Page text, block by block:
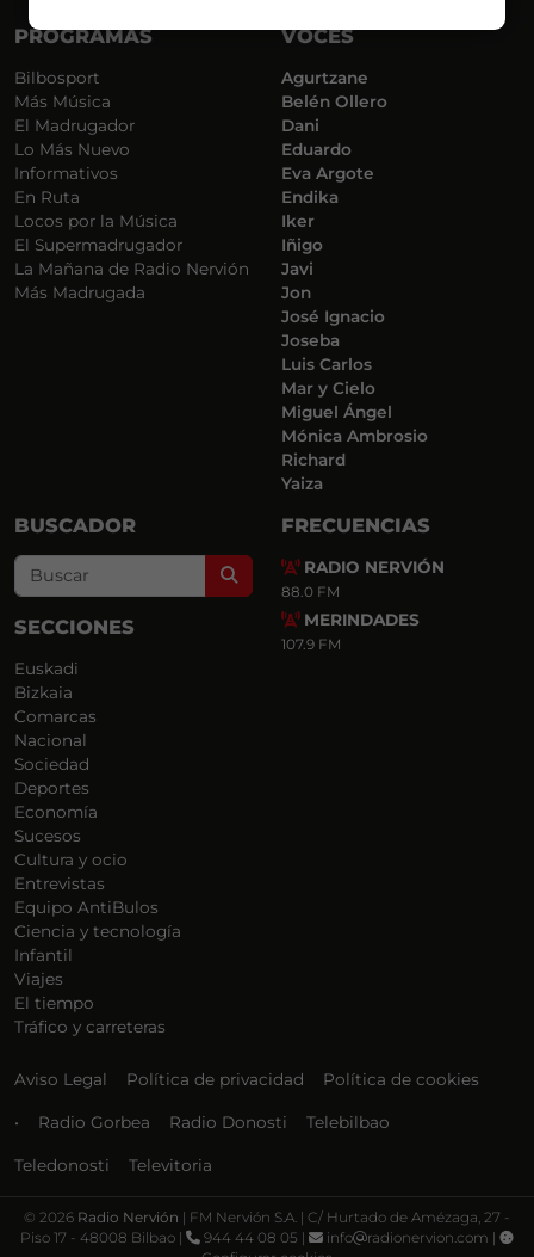
PROGRAMAS
Bilbosport
Más Música
El Madrugador
Lo Más Nuevo
Informativos
En Ruta
Locos por la Música
El Supermadrugador
La Mañana de Radio Nervión
Más Madrugada
VOCES
Agurtzane
Belén Ollero
Dani
Eduardo
Eva Argote
Endika
Iker
Iñigo
Javi
Jon
José Ignacio
Joseba
Luis Carlos
Mar y Cielo
Miguel Ángel
Mónica Ambrosio
Richard
Yaiza
BUSCADOR
Search
SECCIONES
Euskadi
Bizkaia
Comarcas
Nacional
Sociedad
Deportes
Economía
Sucesos
Cultura y ocio
Entrevistas
Equipo AntiBulos
Ciencia y tecnología
Infantil
Viajes
El tiempo
Tráfico y carreteras
FRECUENCIAS
RADIO NERVIÓN
88.0 FM
MERINDADES
107.9 FM
Aviso Legal Política de privacidad Política de cookies
• Radio Gorbea Radio Donosti Telebilbao
Teledonosti Televitoria
© 2026 Radio Nervión | FM Nervión S.A. | C/ Hurtado de Amézaga, 27 -
Piso 17 - 48008 Bilbao |
944 44 08 05 | info
radionervion.com |